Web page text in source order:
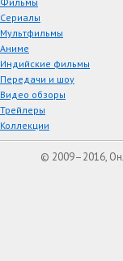
Сериалы
Мультфильмы
Аниме
Индийские фильмы
Передачи и шоу
Видео обзоры
Трейлеры
Коллекции
© 2009–2016,